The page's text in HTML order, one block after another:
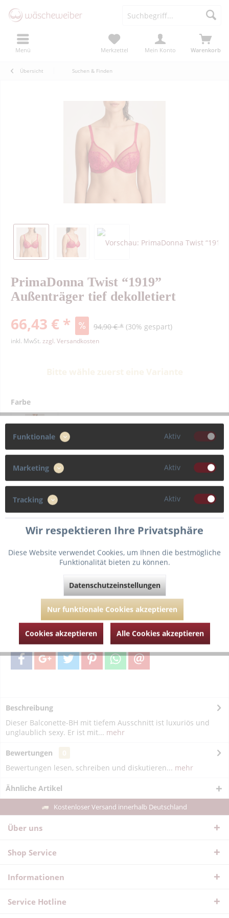
Menü Warenkorb
Merkzettel Mein Konto
Übersicht Suchen & Finden
PrimaDonna Twist “1919”
Außenträger tief dekolletiert
66,43 € * 94,90 € * (30% gespart)
inkl. MwSt. zzgl. Versandkosten
Farbe
Größe
Cup
F G
Merken Fragen zum Artikel?
Artikel-Nr.: PD014-1806-07-Himbeere-75-F
Beschreibung
Dieser Balconette-BH mit tiefem Ausschnitt ist luxuriös und
unglaublich sexy. Er ist mit... mehr
Bewertungen
Bewertungen lesen, schreiben und diskutieren... mehr
Ähnliche Artikel
Kostenloser Versand innerhalb Deutschland
Über uns
Shop Service
Informationen
Service Hotline
Funktionale Aktiv
Marketing Aktiv
Tracking Aktiv
Wir respektieren Ihre Privatsphäre
Diese Website verwendet Cookies, um Ihnen die bestmögliche
Funktionalität bieten zu können.
Datenschutzeinstellungen
Nur funktionale Cookies akzeptieren
Cookies akzeptieren Alle Cookies akzeptieren